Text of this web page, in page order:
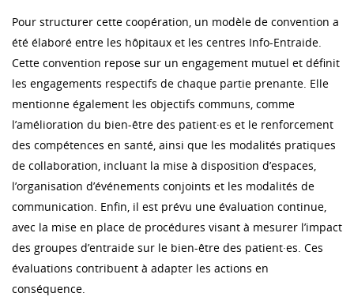
Pour structurer cette coopération, un modèle de convention a
été élaboré entre les hôpitaux et les centres Info-Entraide.
Cette convention repose sur un engagement mutuel et définit
les engagements respectifs de chaque partie prenante. Elle
mentionne également les objectifs communs, comme
l’amélioration du bien-être des patient·es et le renforcement
des compétences en santé, ainsi que les modalités pratiques
de collaboration, incluant la mise à disposition d’espaces,
l’organisation d’événements conjoints et les modalités de
communication. Enfin, il est prévu une évaluation continue,
avec la mise en place de procédures visant à mesurer l’impact
des groupes d’entraide sur le bien-être des patient·es. Ces
évaluations contribuent à adapter les actions en
conséquence.